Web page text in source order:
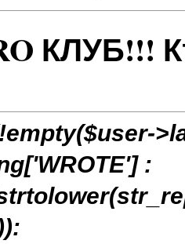
КЛУБ!!!
: